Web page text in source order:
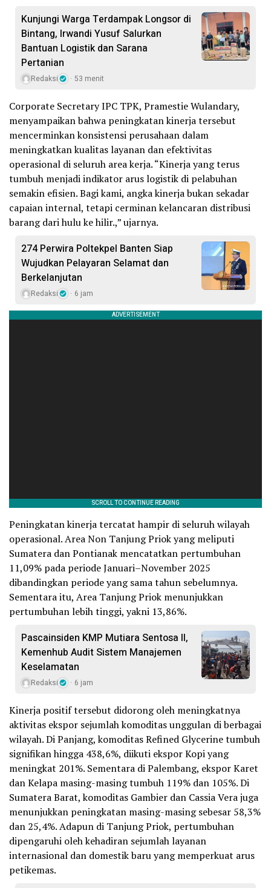
Kunjungi Warga Terdampak Longsor di
Bintang, Irwandi Yusuf Salurkan
Bantuan Logistik dan Sarana
Pertanian
Redaksi 53 menit
Corporate Secretary IPC TPK, Pramestie Wulandary,
menyampaikan bahwa peningkatan kinerja tersebut
mencerminkan konsistensi perusahaan dalam
meningkatkan kualitas layanan dan efektivitas
operasional di seluruh area kerja. “Kinerja yang terus
tumbuh menjadi indikator arus logistik di pelabuhan
semakin efisien. Bagi kami, angka kinerja bukan sekadar
capaian internal, tetapi cerminan kelancaran distribusi
barang dari hulu ke hilir.,” ujarnya.
274 Perwira Poltekpel Banten Siap
Wujudkan Pelayaran Selamat dan
Berkelanjutan
Redaksi 6 jam
Peningkatan kinerja tercatat hampir di seluruh wilayah
operasional. Area Non Tanjung Priok yang meliputi
Sumatera dan Pontianak mencatatkan pertumbuhan
11,09% pada periode Januari–November 2025
dibandingkan periode yang sama tahun sebelumnya.
Sementara itu, Area Tanjung Priok menunjukkan
pertumbuhan lebih tinggi, yakni 13,86%.
Pascainsiden KMP Mutiara Sentosa II,
Kemenhub Audit Sistem Manajemen
Keselamatan
Redaksi 6 jam
Kinerja positif tersebut didorong oleh meningkatnya
aktivitas ekspor sejumlah komoditas unggulan di berbagai
wilayah. Di Panjang, komoditas Refined Glycerine tumbuh
signifikan hingga 438,6%, diikuti ekspor Kopi yang
meningkat 201%. Sementara di Palembang, ekspor Karet
dan Kelapa masing-masing tumbuh 119% dan 105%. Di
Sumatera Barat, komoditas Gambier dan Cassia Vera juga
menunjukkan peningkatan masing-masing sebesar 58,3%
dan 25,4%. Adapun di Tanjung Priok, pertumbuhan
dipengaruhi oleh kehadiran sejumlah layanan
internasional dan domestik baru yang memperkuat arus
petikemas.